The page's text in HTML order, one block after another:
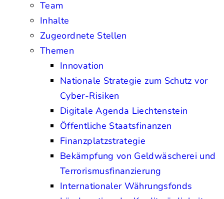
Team
Inhalte
Zugeordnete Stellen
Themen
Innovation
Nationale Strategie zum Schutz vor
Cyber-Risiken
Digitale Agenda Liechtenstein
Öffentliche Staatsfinanzen
Finanzplatzstrategie
Bekämpfung von Geldwäscherei und
Terrorismusfinanzierung
Internationaler Währungsfonds